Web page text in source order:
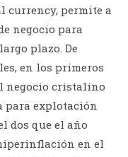
currency, permite a
negocio para
plazo. De
en los primeros
negocio cristalino
para explotación
dos que el año
en el